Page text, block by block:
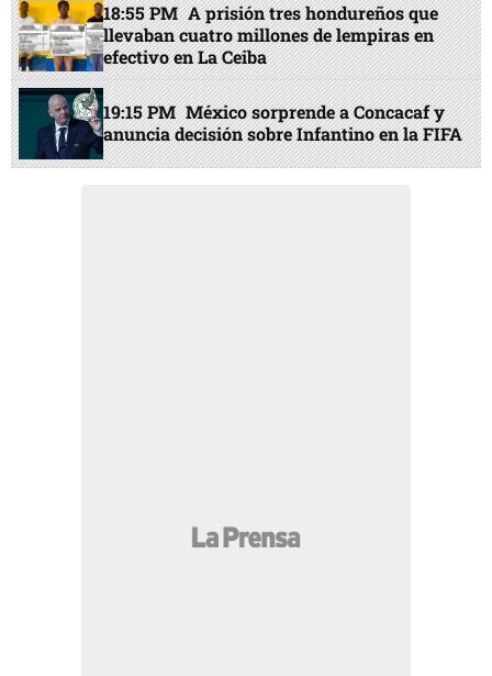
18:55 PM A prisión tres hondureños que
llevaban cuatro millones de lempiras en
efectivo en La Ceiba
19:15 PM México sorprende a Concacaf y
anuncia decisión sobre Infantino en la FIFA